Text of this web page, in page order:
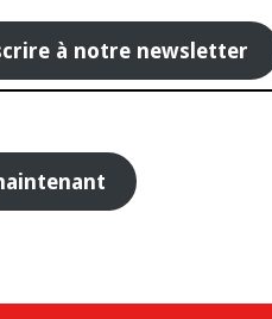
à notre newsletter